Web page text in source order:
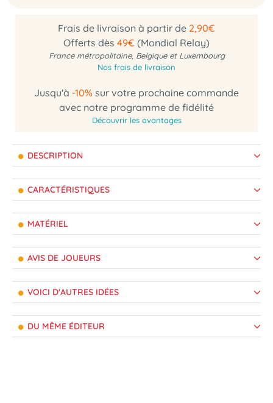
Frais de livraison à partir de 2,90€
Offerts dès 49€ (Mondial Relay)
France métropolitaine, Belgique et Luxembourg
Nos frais de livraison
Jusqu'à -10% sur votre prochaine commande
avec notre programme de fidélité
Découvrir les avantages
DESCRIPTION
CARACTÉRISTIQUES
MATÉRIEL
AVIS DE JOUEURS
VOICI D'AUTRES IDÉES
DU MÊME ÉDITEUR